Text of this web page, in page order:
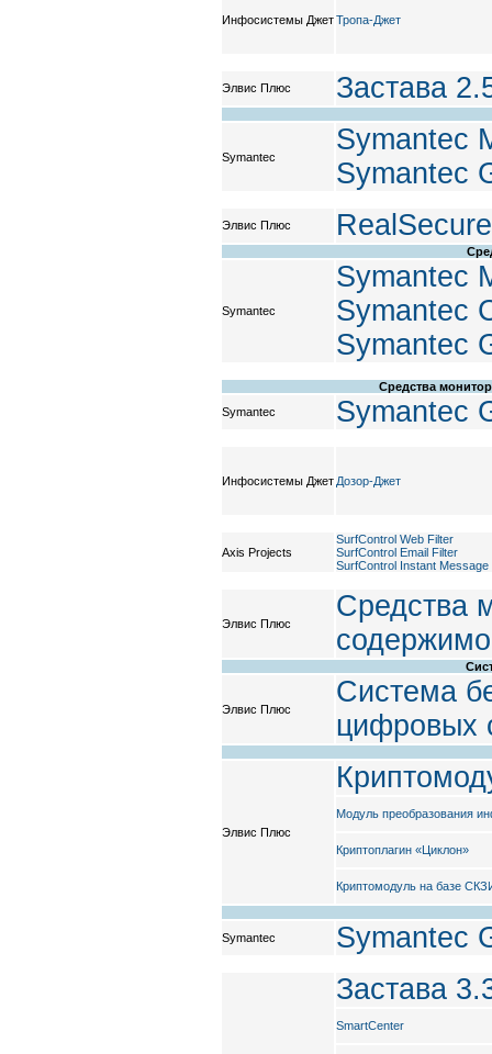
Инфосистемы ДжетТропа-Джет
Элвис Плюс Застава
Symantec
Symantec
Symantec
Элвис Плюс RealSecure
Symantec
Symantec
Symantec
Symantec
Средства
Symantec
Symantec
Инфосистемы Джет Дозор-Джет
Axis Projects
SurfControl Web Filter
SurfControl Email Filter
SurfControl Instant Message
Элвис Плюс
Средства
Элвис Плюс
Система
цифровых
Элвис Плюс
Модуль преобразования
Криптоплагин «Циклон»
Криптомодуль на базе
Symantec Symantec
Застава
SmartCenter